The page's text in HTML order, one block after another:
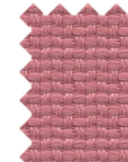
l'information
sur le
produit